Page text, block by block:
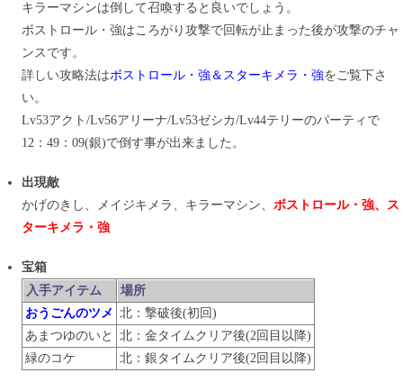
キラーマシンは倒して召喚すると良いでしょう。
ボストロール・強はころがり攻撃で回転が止まった後が攻撃のチャ
ンスです。
詳しい攻略法はボストロール・強＆スターキメラ・強をご覧下さ
い。
Lv53アクト/Lv56アリーナ/Lv53ゼシカ/Lv44テリーのパーティで
12：49：09(銀)で倒す事が出来ました。
出現敵
かげのきし、メイジキメラ、キラーマシン、 ボストロール・強、ス
ターキメラ・強
宝箱
入手アイテム
場所
おうごんのツメ 北：撃破後(初回)
あまつゆのいと
北：金タイムクリア後(2回目以降)
緑のコケ
北：銀タイムクリア後(2回目以降)